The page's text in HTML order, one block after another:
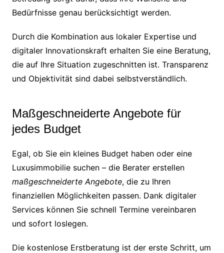
Bedürfnisse genau berücksichtigt werden.
Durch die Kombination aus lokaler Expertise und
digitaler Innovationskraft erhalten Sie eine Beratung,
die auf Ihre Situation zugeschnitten ist. Transparenz
und Objektivität sind dabei selbstverständlich.
Maßgeschneiderte Angebote für
jedes Budget
Egal, ob Sie ein kleines Budget haben oder eine
Luxusimmobilie suchen – die Berater erstellen
maßgeschneiderte Angebote, die zu Ihren
finanziellen Möglichkeiten passen. Dank digitaler
Services können Sie schnell Termine vereinbaren
und sofort loslegen.
Die kostenlose Erstberatung ist der erste Schritt, um